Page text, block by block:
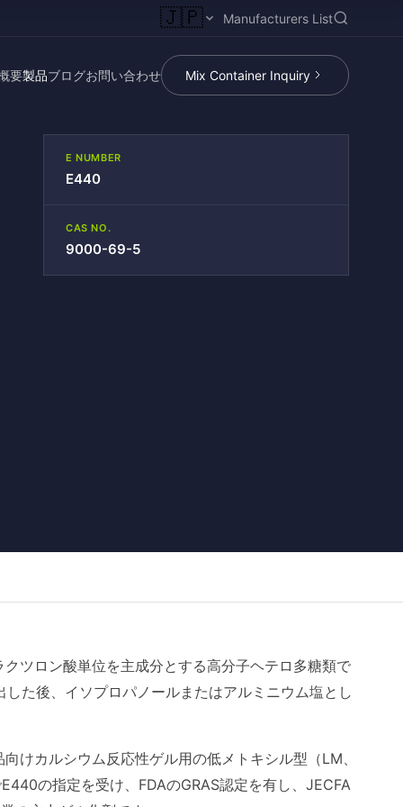
🇯🇵 Manufacturers List
要製品ブログお問い合わせ Mix Container Inquiry
E NUMBER
E440
CAS NO.
9000-69-5
ツロン酸単位を主成分とする高分子ヘテロ多糖類で
た後、イソプロパノールまたはアルミニウム塩とし
けカルシウム反応性ゲル用の低メトキシル型（LM、
の指定を受け、FDAのGRAS認定を有し、JECFA